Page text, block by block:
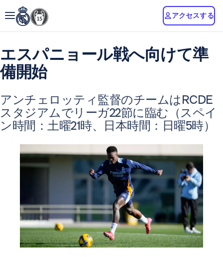
アクセスする
エスパニョール戦へ向けて準
備開始
アンチェロッティ監督のチームはRCDE
スタジアムでリーガ22節に臨む（スペイ
ン時間：土曜21時、日本時間：日曜5時）